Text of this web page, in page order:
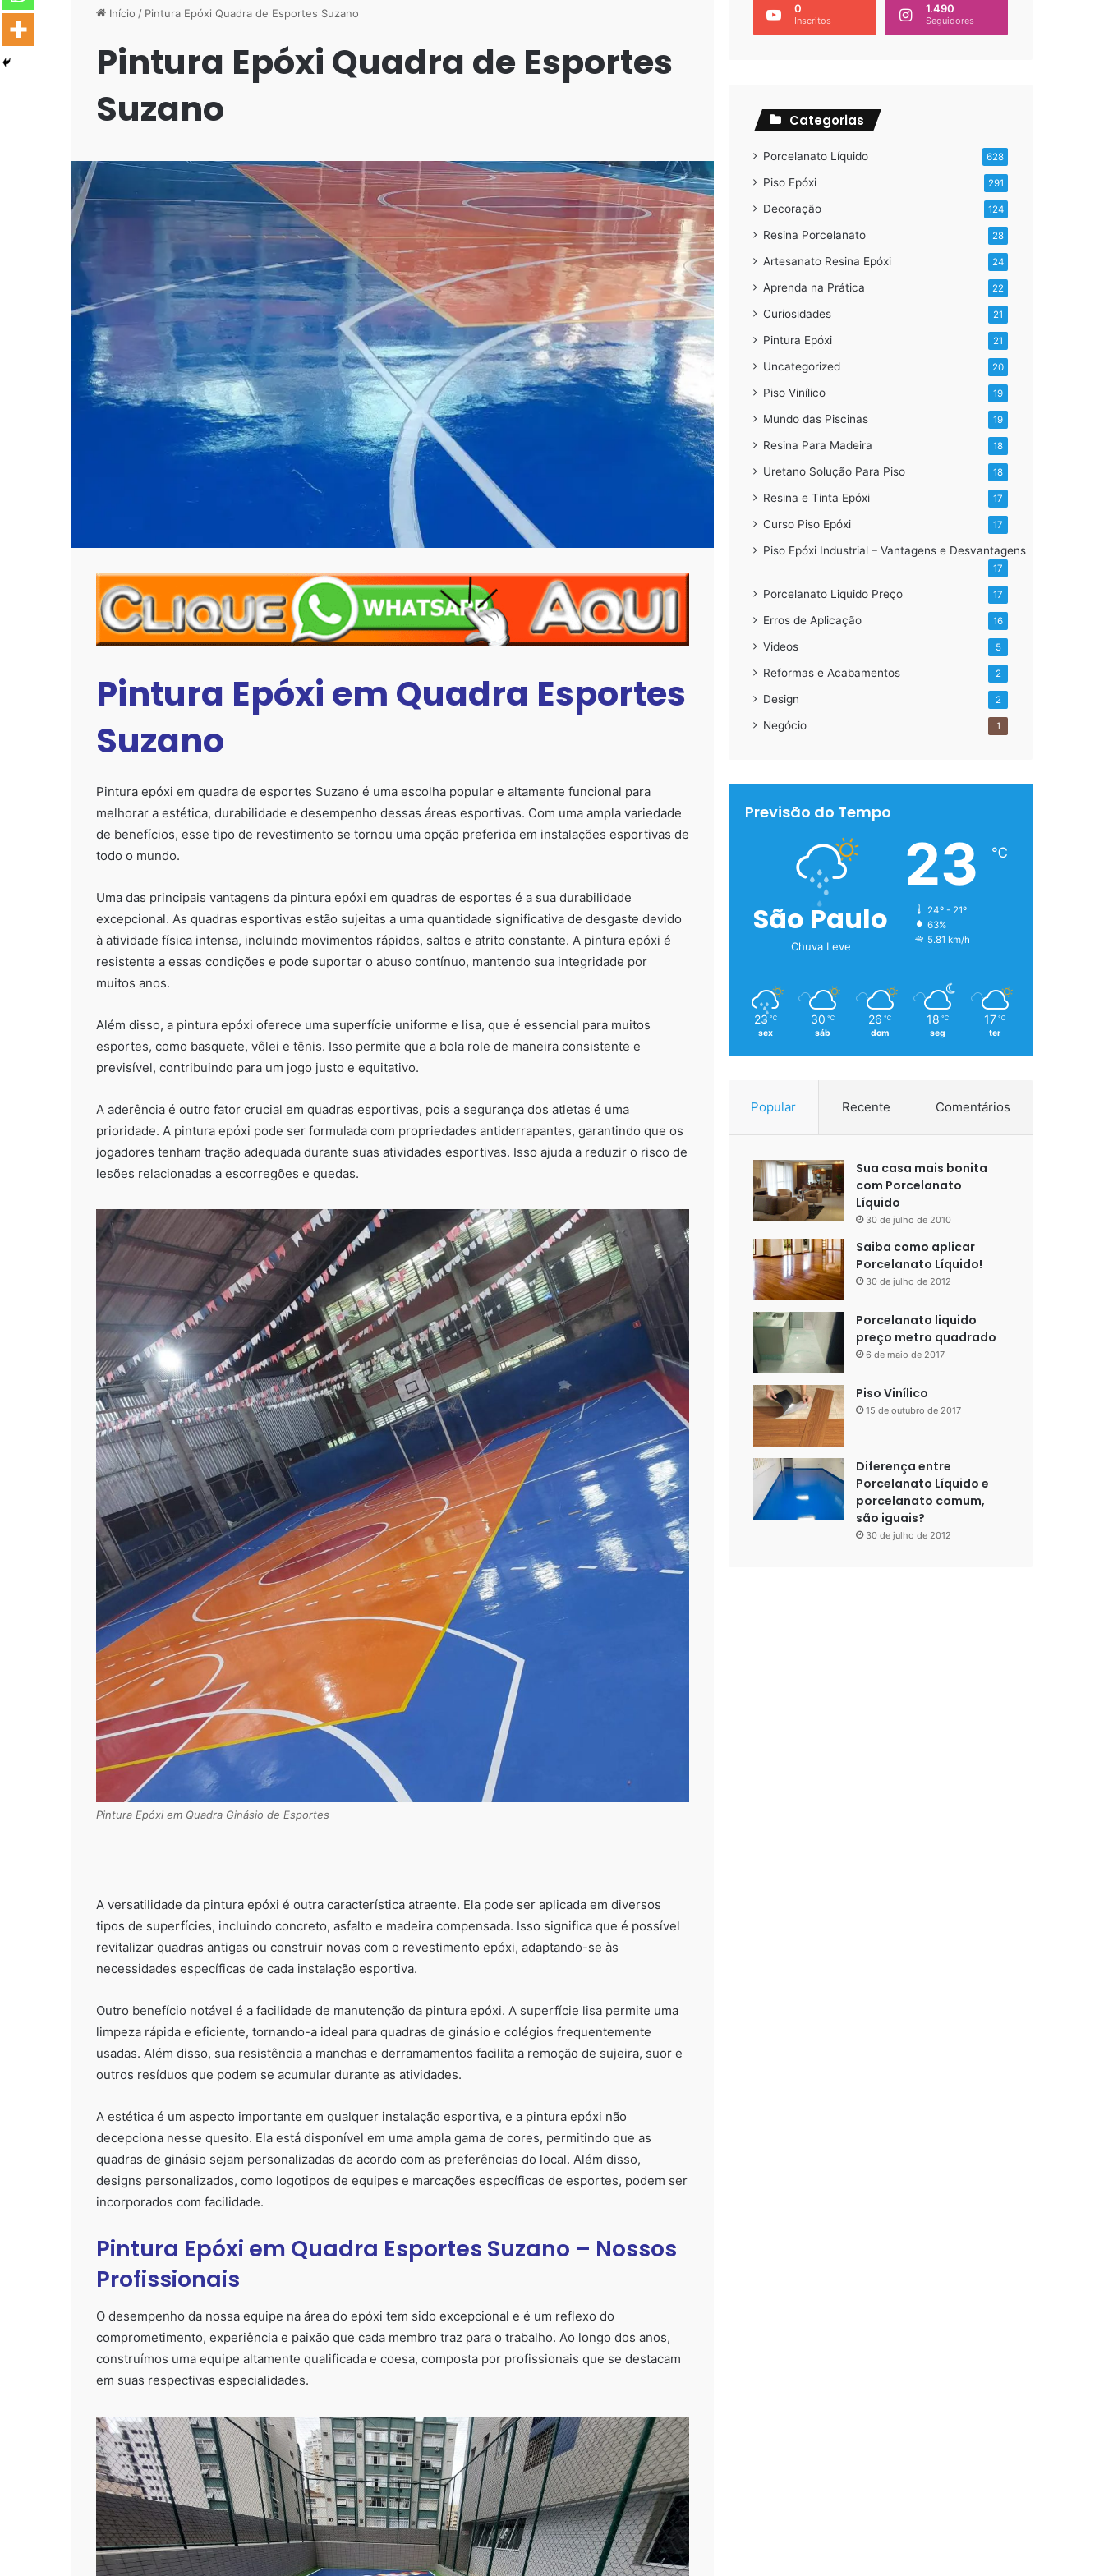
Início / Pintura Epóxi Quadra de Esportes Suzano
Pintura Epóxi Quadra de Esportes
Suzano
Pintura Epóxi em Quadra Esportes
Suzano
Pintura epóxi em quadra de esportes Suzano é uma escolha popular e altamente funcional para
melhorar a estética, durabilidade e desempenho dessas áreas esportivas. Com uma ampla variedade
de benefícios, esse tipo de revestimento se tornou uma opção preferida em instalações esportivas de
todo o mundo.
Uma das principais vantagens da pintura epóxi em quadras de esportes é a sua durabilidade
excepcional. As quadras esportivas estão sujeitas a uma quantidade significativa de desgaste devido
à atividade física intensa, incluindo movimentos rápidos, saltos e atrito constante. A pintura epóxi é
resistente a essas condições e pode suportar o abuso contínuo, mantendo sua integridade por
muitos anos.
Além disso, a pintura epóxi oferece uma superfície uniforme e lisa, que é essencial para muitos
esportes, como basquete, vôlei e tênis. Isso permite que a bola role de maneira consistente e
previsível, contribuindo para um jogo justo e equitativo.
A aderência é outro fator crucial em quadras esportivas, pois a segurança dos atletas é uma
prioridade. A pintura epóxi pode ser formulada com propriedades antiderrapantes, garantindo que os
jogadores tenham tração adequada durante suas atividades esportivas. Isso ajuda a reduzir o risco de
lesões relacionadas a escorregões e quedas.
Pintura Epóxi em Quadra Ginásio de Esportes
A versatilidade da pintura epóxi é outra característica atraente. Ela pode ser aplicada em diversos
tipos de superfícies, incluindo concreto, asfalto e madeira compensada. Isso significa que é possível
revitalizar quadras antigas ou construir novas com o revestimento epóxi, adaptando-se às
necessidades específicas de cada instalação esportiva.
Outro benefício notável é a facilidade de manutenção da pintura epóxi. A superfície lisa permite uma
limpeza rápida e eficiente, tornando-a ideal para quadras de ginásio e colégios frequentemente
usadas. Além disso, sua resistência a manchas e derramamentos facilita a remoção de sujeira, suor e
outros resíduos que podem se acumular durante as atividades.
A estética é um aspecto importante em qualquer instalação esportiva, e a pintura epóxi não
decepciona nesse quesito. Ela está disponível em uma ampla gama de cores, permitindo que as
quadras de ginásio sejam personalizadas de acordo com as preferências do local. Além disso,
designs personalizados, como logotipos de equipes e marcações específicas de esportes, podem ser
incorporados com facilidade.
Pintura Epóxi em Quadra Esportes Suzano – Nossos
Profissionais
O desempenho da nossa equipe na área do epóxi tem sido excepcional e é um reflexo do
comprometimento, experiência e paixão que cada membro traz para o trabalho. Ao longo dos anos,
construímos uma equipe altamente qualificada e coesa, composta por profissionais que se destacam
em suas respectivas especialidades.
0
Inscritos
1.490
Seguidores
Categorias
Porcelanato Líquido 628
Piso Epóxi 291
Decoração 124
Resina Porcelanato 28
Artesanato Resina Epóxi 24
Aprenda na Prática 22
Curiosidades 21
Pintura Epóxi 21
Uncategorized 20
Piso Vinílico 19
Mundo das Piscinas 19
Resina Para Madeira 18
Uretano Solução Para Piso 18
Resina e Tinta Epóxi 17
Curso Piso Epóxi 17
Piso Epóxi Industrial – Vantagens e Desvantagens
17
Porcelanato Liquido Preço 17
Erros de Aplicação 16
Videos 5
Reformas e Acabamentos 2
Design 2
Negócio 1
Previsão do Tempo
São Paulo
Chuva Leve
23 ℃
24º - 21º
63%
5.81 km/h
23 ℃
sex
30 ℃
sáb
26 ℃
dom
18 ℃
seg
17 ℃
ter
Popular Recente Comentários
Sua casa mais bonita
com Porcelanato
Líquido
30 de julho de 2010
Saiba como aplicar
Porcelanato Líquido!
30 de julho de 2012
Porcelanato liquido
preço metro quadrado
6 de maio de 2017
Piso Vinílico
15 de outubro de 2017
Diferença entre
Porcelanato Líquido e
porcelanato comum,
são iguais?
30 de julho de 2012